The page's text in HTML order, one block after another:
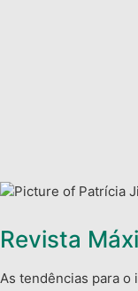
Revista
As tendências para o